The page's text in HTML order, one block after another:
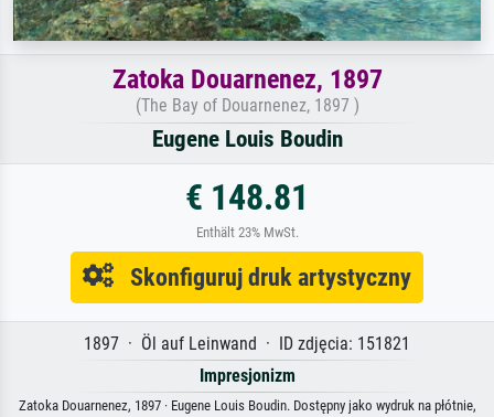
Zatoka Douarnenez, 1897
(The Bay of Douarnenez, 1897 )
Eugene Louis Boudin
€ 148.81
Enthält 23% MwSt.
Skonfiguruj druk artystyczny
1897 · Öl auf Leinwand · ID zdjęcia: 151821
Impresjonizm
Zatoka Douarnenez, 1897 · Eugene Louis Boudin. Dostępny jako wydruk na płótnie,